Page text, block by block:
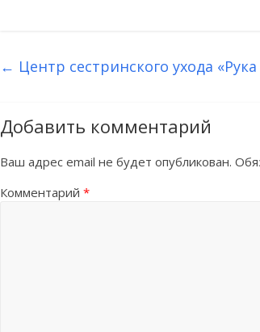
← Центр сестринского ухода
Добавить комментарий
Ваш адрес email не будет опубликован.
Комментарий *